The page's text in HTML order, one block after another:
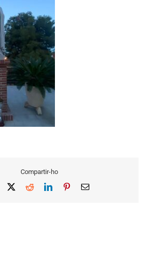
Compartir-ho
Facebook RedditLinkedInPinterestEmail